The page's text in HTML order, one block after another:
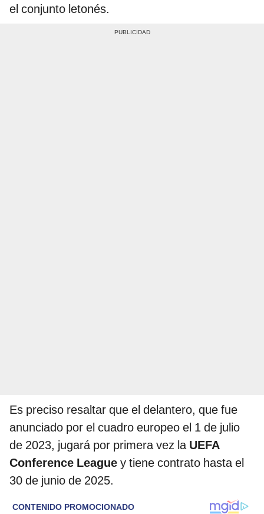
el conjunto letonés.
Es preciso resaltar que el delantero, que fue
anunciado por el cuadro europeo el 1 de julio
de 2023, jugará por primera vez la UEFA
Conference League y tiene contrato hasta el
30 de junio de 2025.